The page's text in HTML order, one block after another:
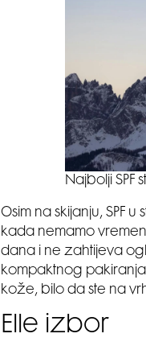
Najbolji
Osim na skijanju, SPF
kada nemamo
dana i ne zahtijeva
kompaktnog pakiranja
kože, bilo da ste na
Elle izbor